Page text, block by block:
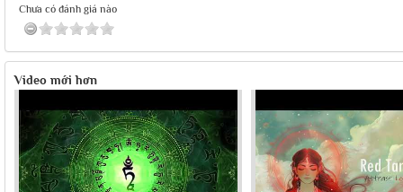
Chưa có đánh giá nào
Video mới hơn